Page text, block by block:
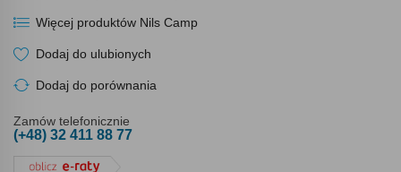
Więcej produktów Nils Camp
Dodaj do ulubionych
Dodaj do porównania
Zamów telefonicznie
(+48) 32 411 88 77